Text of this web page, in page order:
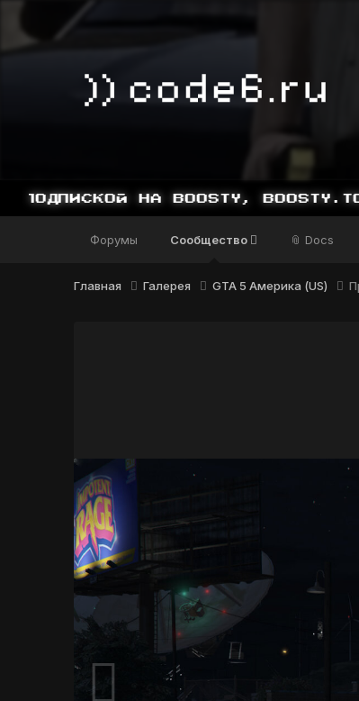
НА BOOSTY, BOOSTY.TO/
Форумы Сообщество 📎 Docs
Главная Галерея GTA 5 Америка (US)